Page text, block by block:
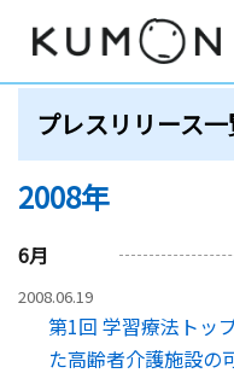
プレスリリース
2008年
6月
2008.06.19
第1回 学習療法トッ
た高齢者介護施設の